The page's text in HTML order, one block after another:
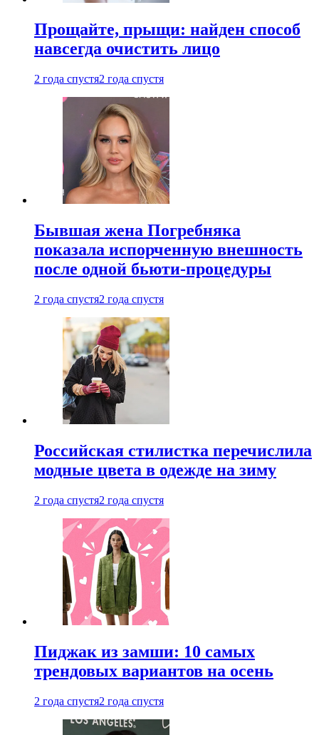
Прощайте, прыщи: найден способ
навсегда очистить лицо
2 года спустя2 года спустя
Бывшая жена Погребняка
показала испорченную внешность
после одной бьюти-процедуры
2 года спустя2 года спустя
Российская стилистка перечислила
модные цвета в одежде на зиму
2 года спустя2 года спустя
Пиджак из замши: 10 самых
трендовых вариантов на осень
2 года спустя2 года спустя